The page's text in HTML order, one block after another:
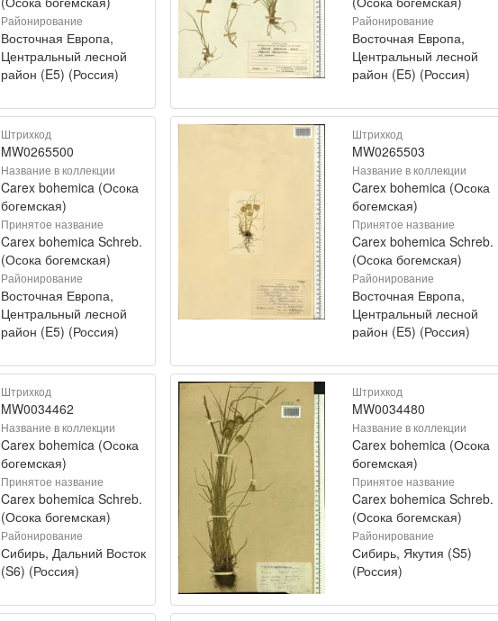
Районирование
Восточная Европа,
Центральный лесной
район (E5) (Россия)
Районирование
Восточная Европа,
Центральный лесной
район (E5) (Россия)
Штрихкод
MW0265500
Название в коллекции
Carex bohemica (Осока
богемская)
Принятое название
Carex bohemica Schreb.
(Осока богемская)
Районирование
Восточная Европа,
Центральный лесной
район (E5) (Россия)
Штрихкод
MW0265503
Название в коллекции
Carex bohemica (Осока
богемская)
Принятое название
Carex bohemica Schreb.
(Осока богемская)
Районирование
Восточная Европа,
Центральный лесной
район (E5) (Россия)
Штрихкод
MW0034462
Название в коллекции
Carex bohemica (Осока
богемская)
Принятое название
Carex bohemica Schreb.
(Осока богемская)
Районирование
Сибирь, Дальний Восток
(S6) (Россия)
Штрихкод
MW0034480
Название в коллекции
Carex bohemica (Осока
богемская)
Принятое название
Carex bohemica Schreb.
(Осока богемская)
Районирование
Сибирь, Якутия (S5)
(Россия)